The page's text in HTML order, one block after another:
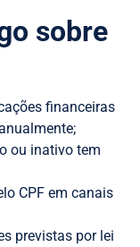
sobre
financeiras
ou inativo tem
CPF em canais
previstas por lei